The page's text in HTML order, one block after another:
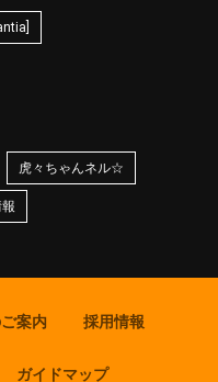
虎々ちゃんネル☆
案内 採用情報
ガイドマップ